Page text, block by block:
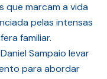
que marcam a vida
pelas intensas
familiar.
Sampaio levar
para abordar